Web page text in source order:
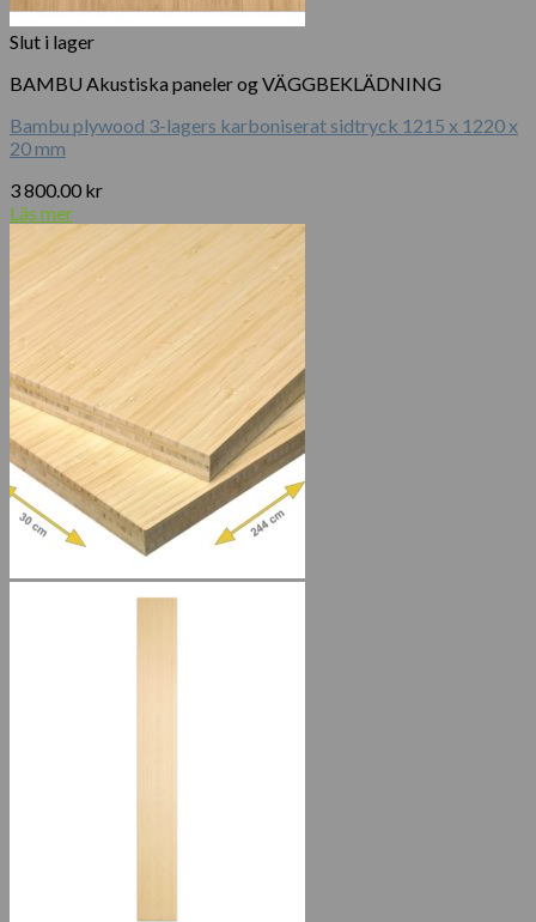
Slut i lager
BAMBU Akustiska paneler og VÄGGBEKLÄDNING
Bambu plywood 3-lagers karboniserat sidtryck 1215 x 1220 x
20 mm
3 800.00 kr
Läs mer